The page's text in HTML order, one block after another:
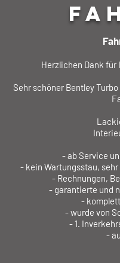
Herzlichen Dank für
Sehr schöner Bentley
- ab Service
- kein Wartungsstau,
- Rechnungen,
- garantierte und
-
- wurde von
- 1.
-